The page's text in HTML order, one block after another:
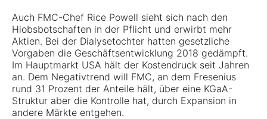
Auch FMC-Chef Rice Powell sieht sich nach den
Hiobsbotschaften in der Pflicht und erwirbt mehr
Aktien. Bei der Dialysetochter hatten gesetzliche
Vorgaben die Geschäftsentwicklung 2018 gedämpft.
Im Hauptmarkt USA hält der Kostendruck seit Jahren
an. Dem Negativtrend will FMC, an dem Fresenius
rund 31 Prozent der Anteile hält, über eine KGaA-
Struktur aber die Kontrolle hat, durch Expansion in
andere Märkte entgehen.